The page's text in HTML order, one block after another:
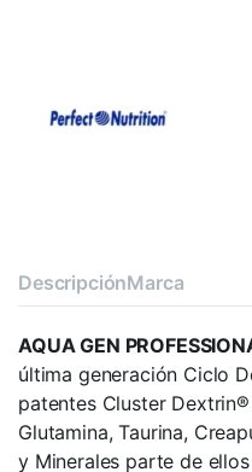
DescripciónMarca
AQUA GEN
última generación Ciclo
patentes Cluster
Glutamina, Taurina,
y Minerales parte de